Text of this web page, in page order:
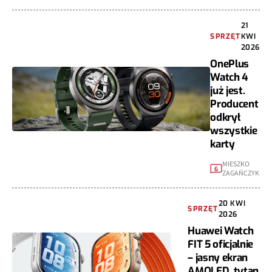
SPRZĘT
21
KWI
2026
OnePlus
Watch 4
już jest.
Producent
odkrył
wszystkie
karty
6
MIESZKO
ZAGAŃCZYK
SPRZĘT
20 KWI
2026
Huawei Watch
FIT 5 oficjalnie
– jasny ekran